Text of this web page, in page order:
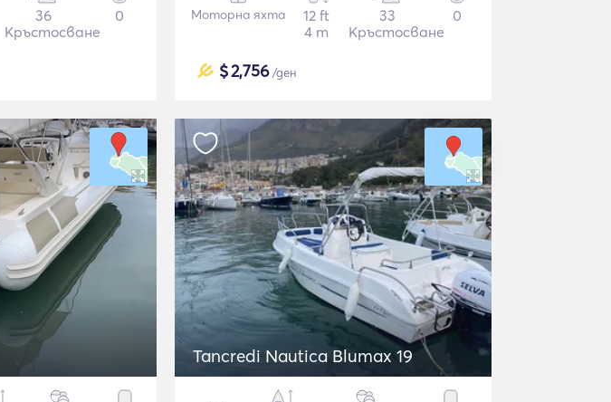
36
Кръстосване
0 Моторна яхта
12 ft
4 m
33
Кръстосване
0
$2,756/ден
Tancredi Nautica Blumax 19